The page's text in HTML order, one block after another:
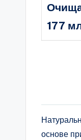
177
основе